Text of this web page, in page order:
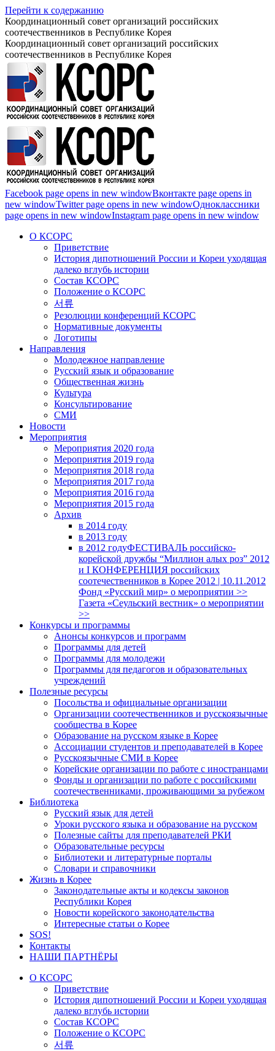
Перейти к содержанию
Координационный совет организаций российских
соотечественников в Республике Корея
Координационный совет организаций российских
соотечественников в Республике Корея
Facebook page opens in new windowВконтакте page opens in
new windowTwitter page opens in new windowОдноклассники
page opens in new windowInstagram page opens in new window
О КСОРС
Приветствие
История дипотношений России и Кореи уходящая
далеко вглубь истории
Состав КСОРС
Положение о КСОРС
서류
Резолюции конференций КСОРС
Нормативные документы
Логотипы
Направления
Молодежное направление
Русский язык и образование
Общественная жизнь
Культура
Консультирование
СМИ
Новости
Мероприятия
Мероприятия 2020 года
Мероприятия 2019 года
Мероприятия 2018 годa
Мероприятия 2017 года
Мероприятия 2016 года
Мероприятия 2015 года
Архив
в 2014 году
в 2013 году
в 2012 годуФЕСТИВАЛЬ российско-
корейской дружбы “Миллион алых роз” 2012
и I КОНФЕРЕНЦИЯ российских
соотечественников в Корее 2012 | 10.11.2012
Фонд «Русский мир» о мероприятии >>
Газета «Сеульский вестник» о мероприятии
>>
Конкурсы и программы
Анонсы конкурсов и программ
Программы для детей
Программы для молодежи
Программы для педагогов и образовательных
учреждений
Полезные ресурсы
Посольства и официальные организации
Организации соотечественников и русскоязычные
сообщества в Корее
Образование на русском языке в Корее
Ассоциации студентов и преподавателей в Корее
Русскоязычные СМИ в Корее
Корейские организации по работе с иностранцами
Фонды и организации по работе с российскими
соотечественниками, проживающими за рубежом
Библиотека
Русский язык для детей
Уроки русского языка и образование на русском
Полезные сайты для преподавателей РКИ
Образовательные ресурсы
Библиотеки и литературные порталы
Словари и справочники
Жизнь в Корее
Законодательные акты и кодексы законов
Республики Корея
Новости корейского законодательства
Интересные статьи о Корее
SOS!
Контакты
НАШИ ПАРТНЁРЫ
О КСОРС
Приветствие
История дипотношений России и Кореи уходящая
далеко вглубь истории
Состав КСОРС
Положение о КСОРС
서류